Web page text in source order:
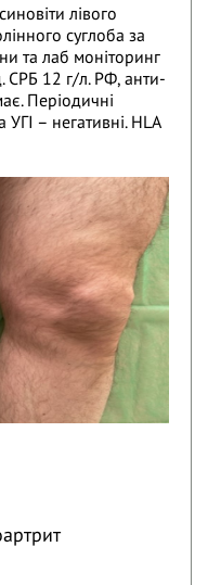
лівого
суглоба за
та лаб моніторинг
12 г/л. РФ, анти-
Періодичні
– негативні. HLA